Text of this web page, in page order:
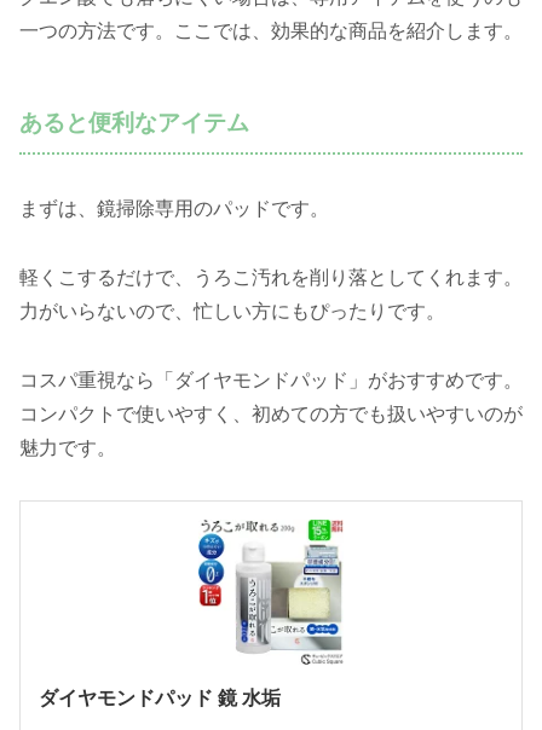
一つの方法です。ここでは、効果的な商品を紹介します。
あると便利なアイテム
まずは、鏡掃除専用のパッドです。
軽くこするだけで、うろこ汚れを削り落としてくれます。
力がいらないので、忙しい方にもぴったりです。
コスパ重視なら「ダイヤモンドパッド」がおすすめです。
コンパクトで使いやすく、初めての方でも扱いやすいのが
魅力です。
ダイヤモンドパッド 鏡 水垢